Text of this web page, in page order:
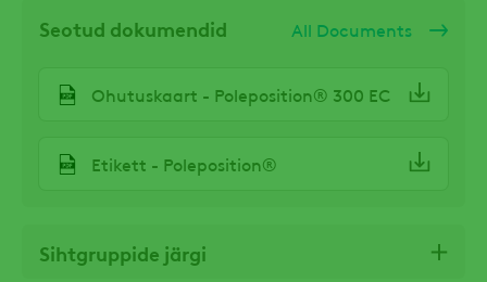
Seotud dokumendid All Documents
Ohutuskaart - Poleposition® 300 EC
Etikett - Poleposition®
Sihtgruppide järgi